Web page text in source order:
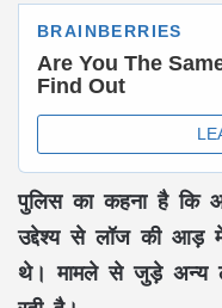
पुलिस का कहना है कि
उद्देश्य से लॉज की आड़
थे। मामले से जुड़े अन्य